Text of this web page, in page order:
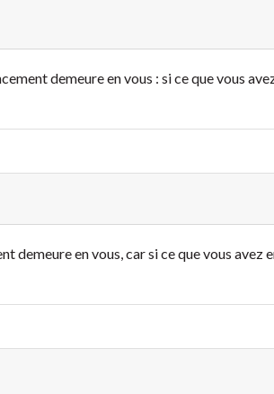
demeure en vous : si ce que vous
demeure en vous, car si ce que vous avez